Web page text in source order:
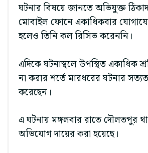
ঘটনার বিষয়ে জানতে অভিযুক্ত
মোবাইল ফোনে একাধিকবার
হলেও তিনি কল রিসিভ করেননি।
এদিকে ঘটনাস্থলে উপস্থিত একাধিক
না করার শর্তে মারধরের ঘটনার
করেছেন।
এ ঘটনায় মঙ্গলবার রাতে দৌলতপুর
অভিযোগ দায়ের করা হয়েছে।